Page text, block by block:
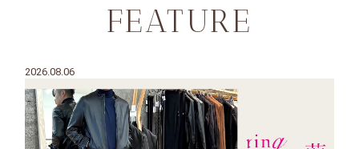
FEATURE
2026.08.06